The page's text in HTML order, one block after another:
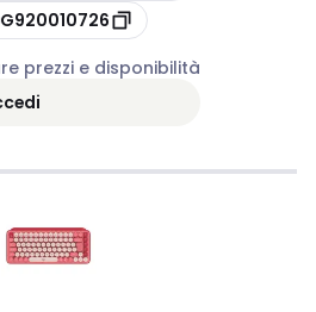
prezzi e disponibilità